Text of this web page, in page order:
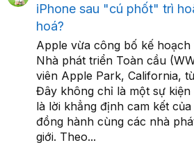
iPhone sau "cú phốt" trì
hoá?
Apple vừa công bố kế
Nhà phát triển Toàn cầu
viên Apple Park, California,
Đây không chỉ là một sự
là lời khẳng định cam kết
đồng hành cùng các nhà
giới. Theo...